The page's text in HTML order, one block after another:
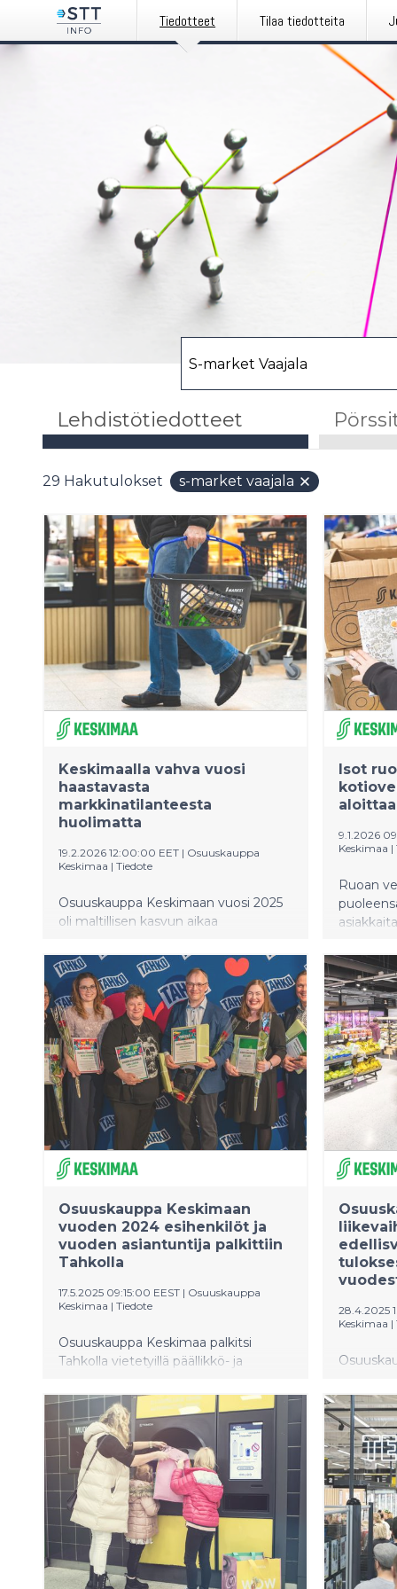
Tiedotteet Tilaa tiedotteita
Lehdistötiedotteet
29 Hakutulokset s-market vaajala
Keskimaalla vahva vuosi
haastavasta
markkinatilanteesta
huolimatta
19.2.2026 12:00:00 EET | Osuuskauppa
Keskimaa | Tiedote
Osuuskauppa Keskimaan vuosi 2025
oli maltillisen kasvun aikaa
huolimatta. Liikevaihto nousi 2,2
prosenttia 776,5 miljoonaan euroon ja
operatiivinen tulos parani hieman.
Erityisen vahvaa kehitys oli
päivittäistavarakaupassa, jossa
marketverkoston uudistukset ja
uudet myymäläavaukset vauhdittivat
kasvua, kun taas muilla toimialoilla
liikevaihdon osalta pysyttiin lähellä
edellisvuoden tasoa.
Isot
9.1.2026
Keskimaa |
Ruoan
isotkin
kun
ruoan
market
olleet
myös
Tunnin
Osuuskauppa Keskimaan
vuoden 2024 esihenkilöt ja
vuoden asiantuntija palkittiin
Tahkolla
17.5.2025 09:15:00 EEST | Osuuskauppa
Keskimaa | Tiedote
Osuuskauppa Keskimaa palkitsi
Tahkolla vietetyillä päällikkö- ja
parhaat esihenkilöt tiistaina 13.5.2025
neljässä eri kategoriassa.
Palkintokategorioita on Keskimaan
arvojen mukaisesti neljä: sydämellä,
sisulla, ilolla ja yhdessä -kategoriat.
Keskimaan neljä palkittua esihenkilöä
ovat S-market Vaajalan
marketpäällikkö Heini Reinikka, Sale
Multian myymäläpäällikkö Jaana
Savolainen, ABC Palokan
liikennemyymäläpäällikkö Liina
28.4.2025
Keskimaa |
vuoteen